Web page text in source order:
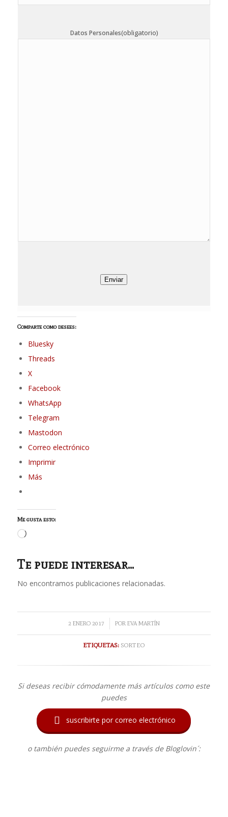
Datos Personales(obligatorio)
Enviar
Comparte como desees:
Bluesky
Threads
X
Facebook
WhatsApp
Telegram
Mastodon
Correo electrónico
Imprimir
Más
Me gusta esto:
Cargando...
Te puede interesar...
No encontramos publicaciones relacionadas.
2 ENERO 2017
/ POR EVA MARTÍN
ETIQUETAS: SORTEO
Si deseas recibir cómodamente más artículos como este
puedes
 suscribirte por correo electrónico
o también puedes seguirme a través de Bloglovin´: